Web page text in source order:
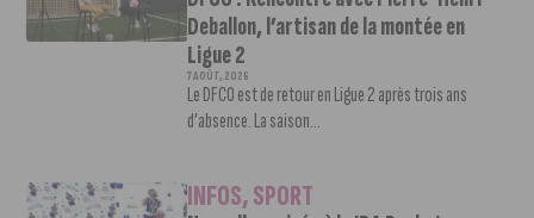
Deballon, l’artisan de la montée en
Ligue 2
7 AOÛT, 2026
Le DFCO est de retour en Ligue 2 après trois ans
d’absence. La saison...
INFOS,SPORT